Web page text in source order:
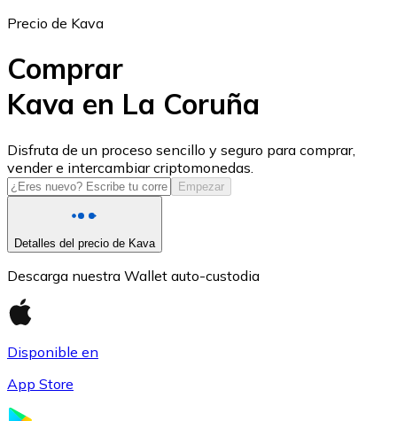
USD Coin
USDC
Precio de Kava
Comprar
Kava en La Coruña
Disfruta de un proceso sencillo y seguro para comprar,
vender e intercambiar criptomonedas.
Empezar
Detalles del precio de Kava
Descarga nuestra Wallet auto-custodia
Disponible en
App Store